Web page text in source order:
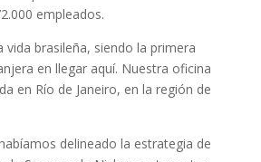
empleados.
vida brasileña, siendo la primera
en llegar aquí. Nuestra oficina
en Río de Janeiro, en la región de
delineado la estrategia de